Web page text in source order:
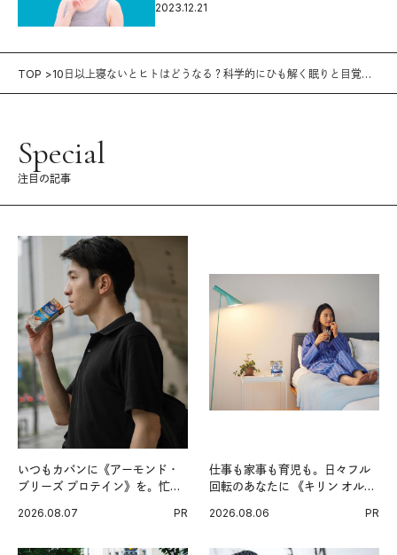
2023.12.21
TOP
10日以上寝ないとヒトはどうなる？科学的にひも解く眠りと目覚め
Special
注目の記事
いつもカバンに《アーモンド・
ブリーズ プロテイン》を。忙し
グ習慣。
2026.08.07 PR
仕事も家事も育児も。日々フル
回転のあなたに 《キリン オルニ
2026.08.06 PR